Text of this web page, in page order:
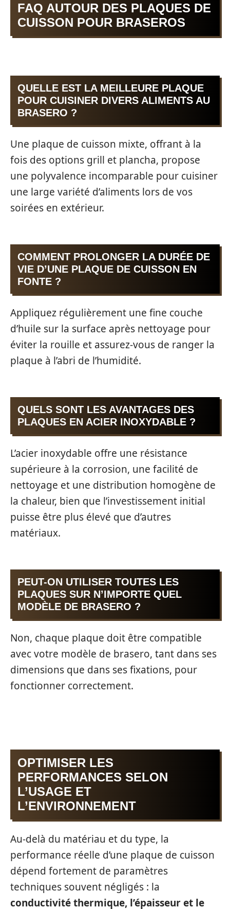
FAQ AUTOUR DES PLAQUES DE
CUISSON POUR BRASEROS
QUELLE EST LA MEILLEURE PLAQUE
POUR CUISINER DIVERS ALIMENTS AU
BRASERO ?
Une plaque de cuisson mixte, offrant à la
fois des options grill et plancha, propose
une polyvalence incomparable pour cuisiner
une large variété d’aliments lors de vos
soirées en extérieur.
COMMENT PROLONGER LA DURÉE DE
VIE D’UNE PLAQUE DE CUISSON EN
FONTE ?
Appliquez régulièrement une fine couche
d’huile sur la surface après nettoyage pour
éviter la rouille et assurez-vous de ranger la
plaque à l’abri de l’humidité.
QUELS SONT LES AVANTAGES DES
PLAQUES EN ACIER INOXYDABLE ?
L’acier inoxydable offre une résistance
supérieure à la corrosion, une facilité de
nettoyage et une distribution homogène de
la chaleur, bien que l’investissement initial
puisse être plus élevé que d’autres
matériaux.
PEUT-ON UTILISER TOUTES LES
PLAQUES SUR N’IMPORTE QUEL
MODÈLE DE BRASERO ?
Non, chaque plaque doit être compatible
avec votre modèle de brasero, tant dans ses
dimensions que dans ses fixations, pour
fonctionner correctement.
OPTIMISER LES
PERFORMANCES SELON
L’USAGE ET
L’ENVIRONNEMENT
Au-delà du matériau et du type, la
performance réelle d’une plaque de cuisson
dépend fortement de paramètres
techniques souvent négligés : la
conductivité thermique, l’épaisseur et le